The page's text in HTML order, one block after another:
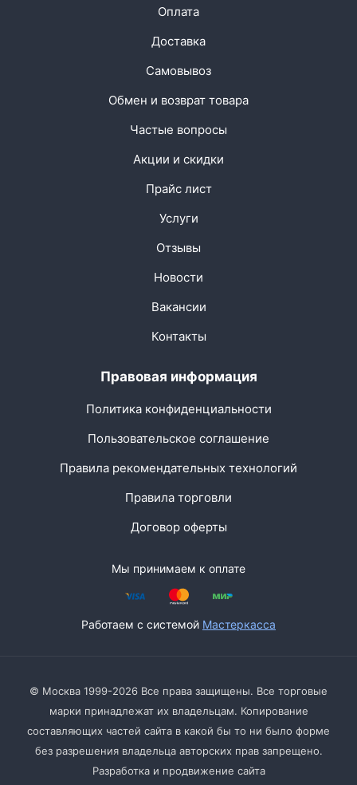
Оплата
Доставка
Самовывоз
Обмен и возврат товара
Частые вопросы
Акции и скидки
Прайс лист
Услуги
Отзывы
Новости
Вакансии
Контакты
Правовая информация
Политика конфиденциальности
Пользовательское соглашение
Правила рекомендательных технологий
Правила торговли
Договор оферты
Мы принимаем к оплате
Работаем с системой Мастеркасса
© Москва 1999-2026 Все права защищены. Все торговые
марки принадлежат их владельцам. Копирование
составляющих частей сайта в какой бы то ни было форме
без разрешения владельца авторских прав запрещено.
Разработка и продвижение сайта